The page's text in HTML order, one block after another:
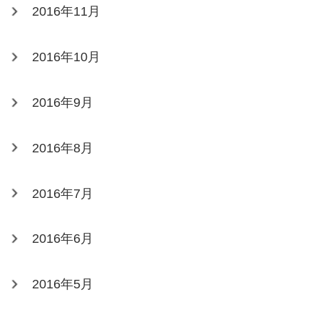
2016年11月
2016年10月
2016年9月
2016年8月
2016年7月
2016年6月
2016年5月